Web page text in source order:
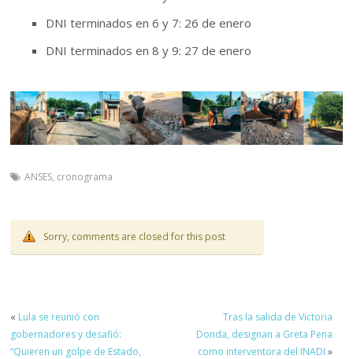
DNI terminados en 6 y 7: 26 de enero
DNI terminados en 8 y 9: 27 de enero
ANSES, cronograma
Sorry, comments are closed for this post
« Lula se reunió con
gobernadores y desafió:
“Quieren un golpe de Estado,
Tras la salida de Victoria
Donda, designan a Greta Pena
como interventora del INADI »